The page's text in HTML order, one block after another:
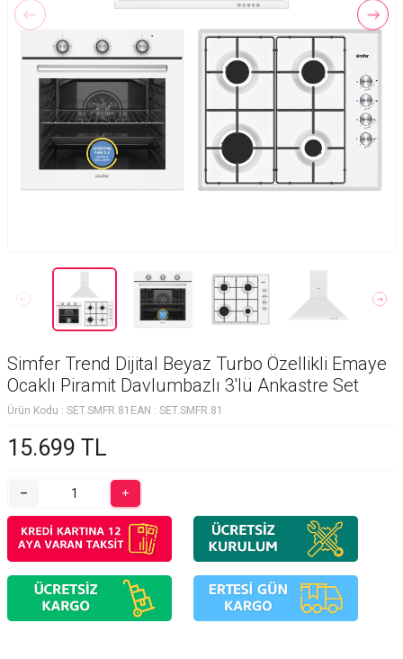
Simfer Trend Dijital Beyaz Turbo Özellikli Emaye
Ocaklı Piramit Davlumbazlı 3'lü Ankastre Set
Ürün Kodu : SET.SMFR.81 EAN : SET.SMFR.81
15.699 TL